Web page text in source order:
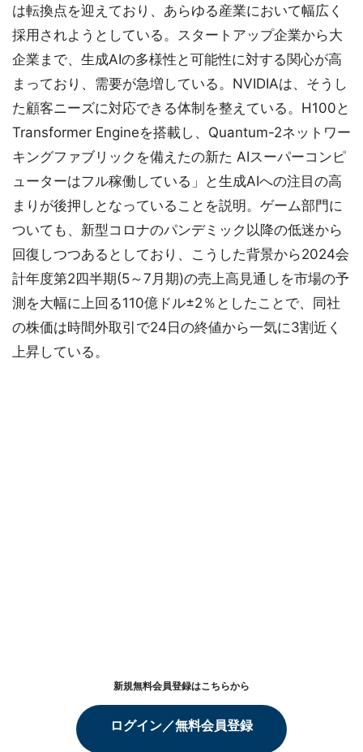
は転換点を迎えており、あらゆる産業において幅広く
採用されようとしている。スタートアップ企業から大
企業まで、生成AIの多様性と可能性に対する関心が高
まっており、需要が急増している。NVIDIAは、そうし
た顧客ニーズに対応できる体制を整えている。H100と
Transformer Engineを搭載し、Quantum-2ネットワー
キングファブリックを備えたの新た AIスーパーコンピ
ューターはフル稼働している」と生成AIへの注目の高
まりが後押しとなっていることを説明。ゲーム部門に
ついても、新型コロナのパンデミック以降の低迷から
回復しつつあるとしており、こうした背景から2024会
計年度第2四半期(5～7月期)の売上高見通しを市場の予
測を大幅に上回る110億ドル±2％としたことで、同社
の株価は時間外取引で24日の終値から一気に3割近く
上昇している。
新規無料会員登録はこちらから
ログイン／無料会員登録